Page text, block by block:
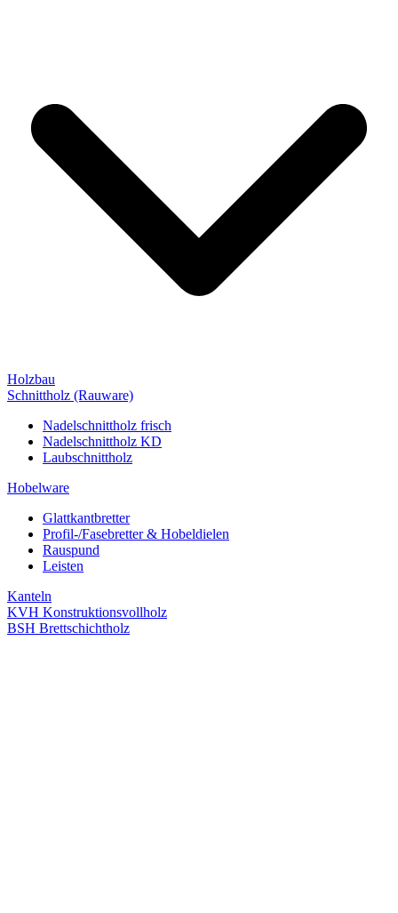
Holzbau
Schnittholz (Rauware)
Nadelschnittholz frisch
Nadelschnittholz KD
Laubschnittholz
Hobelware
Glattkantbretter
Profil-/Fasebretter & Hobeldielen
Rauspund
Leisten
Kanteln
KVH Konstruktionsvollholz
BSH Brettschichtholz